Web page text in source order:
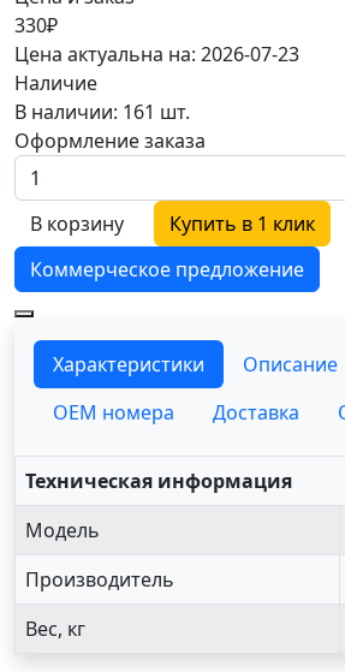
330₽
Цена актуальна на: 2026-07-23
Наличие
В наличии: 161 шт.
Оформление заказа
В корзину
Купить в 1 клик
Коммерческое предложение
Характеристики Описание
OEM номера
Доставка
Техническая информация
Модель
Производитель
Вес, кг